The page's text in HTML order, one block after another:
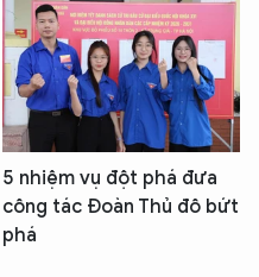
5 nhiệm vụ đột phá đưa
công tác Đoàn Thủ đô bứt
phá